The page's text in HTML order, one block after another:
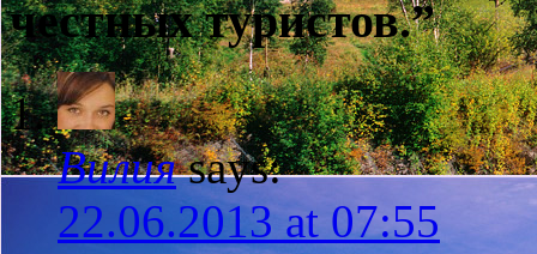
честных туристов.”
Вилия says:
22.06.2013 at 07:55